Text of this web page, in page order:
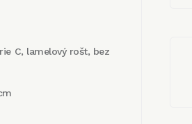
C, lamelový rošt, bez